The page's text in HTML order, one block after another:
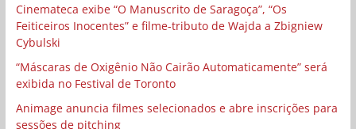
Cinemateca exibe “O Manuscrito de Saragoça”, “Os
Feiticeiros Inocentes” e filme-tributo de Wajda a Zbigniew
Cybulski
“Máscaras de Oxigênio Não Cairão Automaticamente” será
exibida no Festival de Toronto
Animage anuncia filmes selecionados e abre inscrições para
sessões de pitching